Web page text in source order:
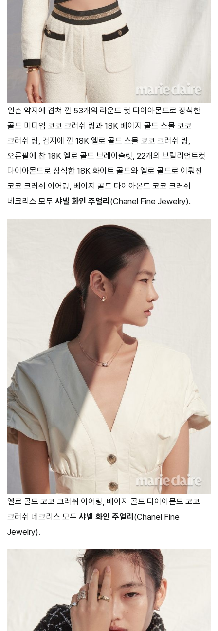
왼손 약지에 겹쳐 낀 53개의 라운드 컷 다이아몬드로 장식한
골드 미디엄 코코 크러쉬 링과 18K 베이지 골드 스몰 코코
크러쉬 링, 검지에 낀 18K 옐로 골드 스몰 코코 크러쉬 링,
오른팔에 찬 18K 옐로 골드 브레이슬릿, 22개의 브릴리언트컷
다이아몬드로 장식한 18K 화이트 골드와 옐로 골드로 이뤄진
코코 크러쉬 이어링, 베이지 골드 다이아몬드 코코 크러쉬
네크리스 모두 샤넬 화인 주얼리 (Chanel Fine Jewelry).
옐로 골드 코코 크러쉬 이어링, 베이지 골드 다이아몬드 코코
크러쉬 네크리스 모두 샤넬 화인 주얼리 (Chanel Fine
Jewelry).